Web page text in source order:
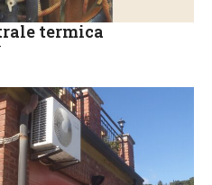
termica